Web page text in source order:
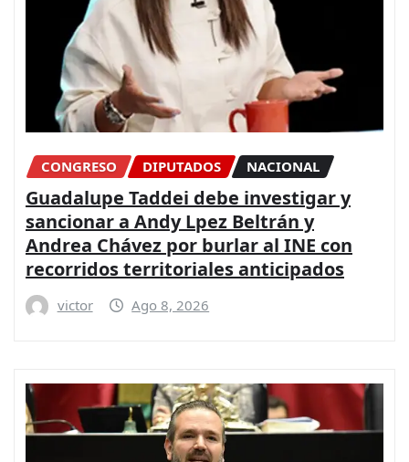
CONGRESO DIPUTADOS NACIONAL
Guadalupe Taddei debe investigar y
sancionar a Andy Lpez Beltrán y
Andrea Chávez por burlar al INE con
recorridos territoriales anticipados
victor Ago 8, 2026